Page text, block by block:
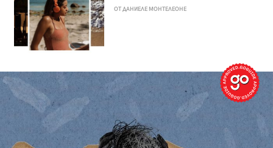
ОТ ДАНИЕЛЕ МОНТЕЛЕОНЕ